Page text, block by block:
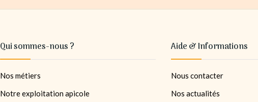
Qui sommes-nous ?
Nos métiers
Notre exploitation apicole
Aide & Informations
Nous contacter
Nos actualités